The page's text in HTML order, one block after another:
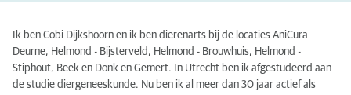
Ik ben Cobi Dijkshoorn en ik ben dierenarts bij de locaties AniCura
Deurne, Helmond - Bijsterveld, Helmond - Brouwhuis, Helmond -
Stiphout, Beek en Donk en Gemert. In Utrecht ben ik afgestudeerd aan
de studie diergeneeskunde. Nu ben ik al meer dan 30 jaar actief als